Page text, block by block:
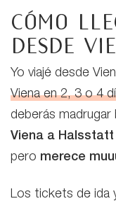
Cómo
desde
Yo viajé desde
Viena en 2, 3 o 4
deberás madrugar
Viena a Halsstatt
pero merece
Los tickets de ida